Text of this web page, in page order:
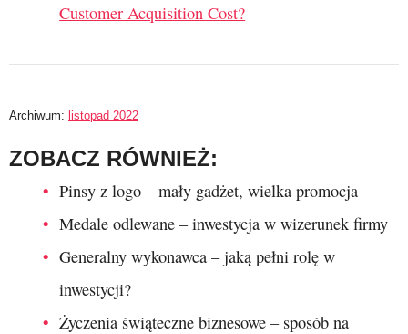
Customer Acquisition Cost?
Archiwum: listopad 2022
ZOBACZ RÓWNIEŻ:
Pinsy z logo – mały gadżet, wielka promocja
Medale odlewane – inwestycja w wizerunek firmy
Generalny wykonawca – jaką pełni rolę w
inwestycji?
Życzenia świąteczne biznesowe – sposób na